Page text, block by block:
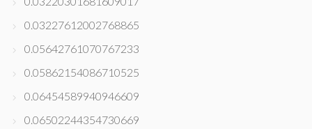
0.03227612002768865
0.05642761070767233
0.05862154086710525
0.06454589940946609
0.06502244354730669